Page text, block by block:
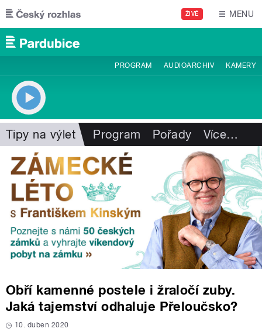
Přejít k hlavnímu obsahu
ŽIVĚ MENU
PROGRAM AUDIOARCHIV KAMERY
Tipy na výlet Program Pořady Více…
Obří kamenné postele i žraločí zuby.
Jaká tajemství odhaluje Přeloučsko?
10. duben 2020